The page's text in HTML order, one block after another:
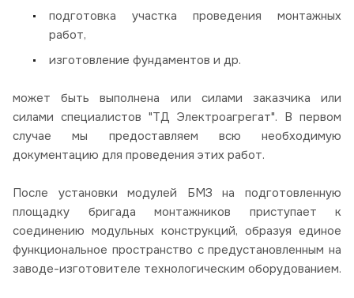
подготовка участка проведения монтажных
работ,
изготовление фундаментов и др.
может быть выполнена или силами заказчика или
силами специалистов "ТД Электроагрегат". В первом
случае мы предоставляем всю необходимую
документацию для проведения этих работ.
После установки модулей БМЗ на подготовленную
площадку бригада монтажников приступает к
соединению модульных конструкций, образуя единое
функциональное пространство с предустановленным на
заводе-изготовителе технологическим оборудованием.